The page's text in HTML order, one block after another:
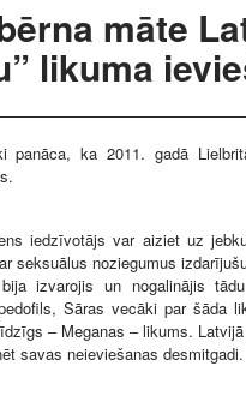
māte
likuma
panāca, ka 2011. gadā
iedzīvotājs var aiziet uz
seksuālus noziegumus
izvarojis un nogalinājis
Sāras vecāki par šāda
– Meganas – likums.
savas neieviešanas desmitgadi.